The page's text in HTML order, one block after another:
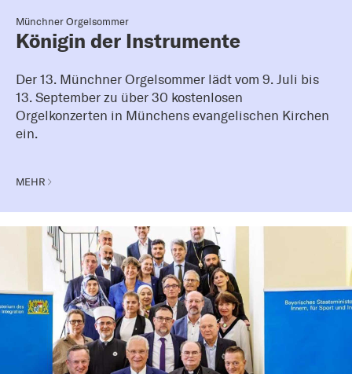
Münchner Orgelsommer
Königin der Instrumente
Der 13. Münchner Orgelsommer lädt vom 9. Juli bis
13. September zu über 30 kostenlosen
Orgelkonzerten in Münchens evangelischen Kirchen
ein.
MEHR